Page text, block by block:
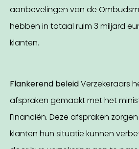
aanbevelingen van de
hebben in totaal ruim 3 miljard
klanten.
Flankerend beleidVerzekeraars
afspraken gemaakt met het
Financiën. Deze afspraken
klanten hun situatie kunnen